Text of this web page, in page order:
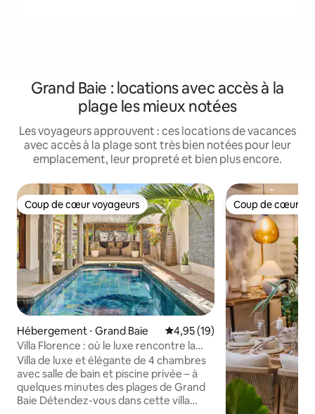
Grand Baie : locations avec accès à la
plage les mieux notées
Les voyageurs approuvent : ces locations de vacances
avec accès à la plage sont très bien notées pour leur
emplacement, leur propreté et bien plus encore.
Coup de cœur voyageurs
Coup de cœur voyageurs
Hébergement ⋅ Grand Baie Évaluation moyenne sur la
4,95 (19)
Villa Florence : où le luxe rencontre la
sérénité
Villa de luxe et élégante de 4 chambres
avec salle de bain et piscine privée – à
quelques minutes des plages de Grand
Baie Détendez-vous dans cette villa
Coup de cœur
Coup de cœur